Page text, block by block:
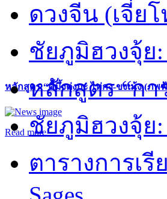
หลักสูตร “คี้มึ้งตุ่งกะ ไท่กง-ขงเม้ง (ภพ
Read more
ดวงจีน (เจี่ยโ
ชัยภูมิฮวงจุ้
หลักสูตร “กา
ชัยภูมิฮวงจุ้ย
ตารางการเ